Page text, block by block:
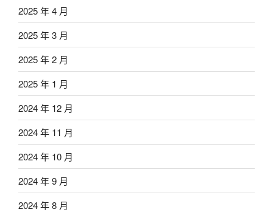
2025 年 4 月
2025 年 3 月
2025 年 2 月
2025 年 1 月
2024 年 12 月
2024 年 11 月
2024 年 10 月
2024 年 9 月
2024 年 8 月